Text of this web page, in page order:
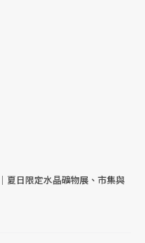
日限定水晶礦物展、市集與